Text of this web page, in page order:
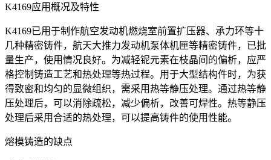
K4169应用概况及特性
K4169已用于制作航空发动机燃烧室前置扩压器、承力环等十
几种精密铸件，航天大推力发动机泵体机匣等精密铸件，已批
量生产，使用情况良好。为减轻铌元素在枝晶间的偏析，应严
格控制铸造工艺和热处理等热过程。用于大型结构件时，为获
得致密和均匀的显微组织，需采用热等静压处理。通过热等静
压处理后，可以消除疏松，减少偏析，改善可焊性。热等静压
处理后采用合适的热处理，可以提高铸件的使用性能。
熔模铸造的缺点